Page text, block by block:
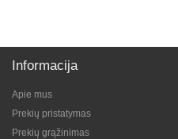
Informacija
Apie mus
Prekių pristatymas
Prekių grąžinimas